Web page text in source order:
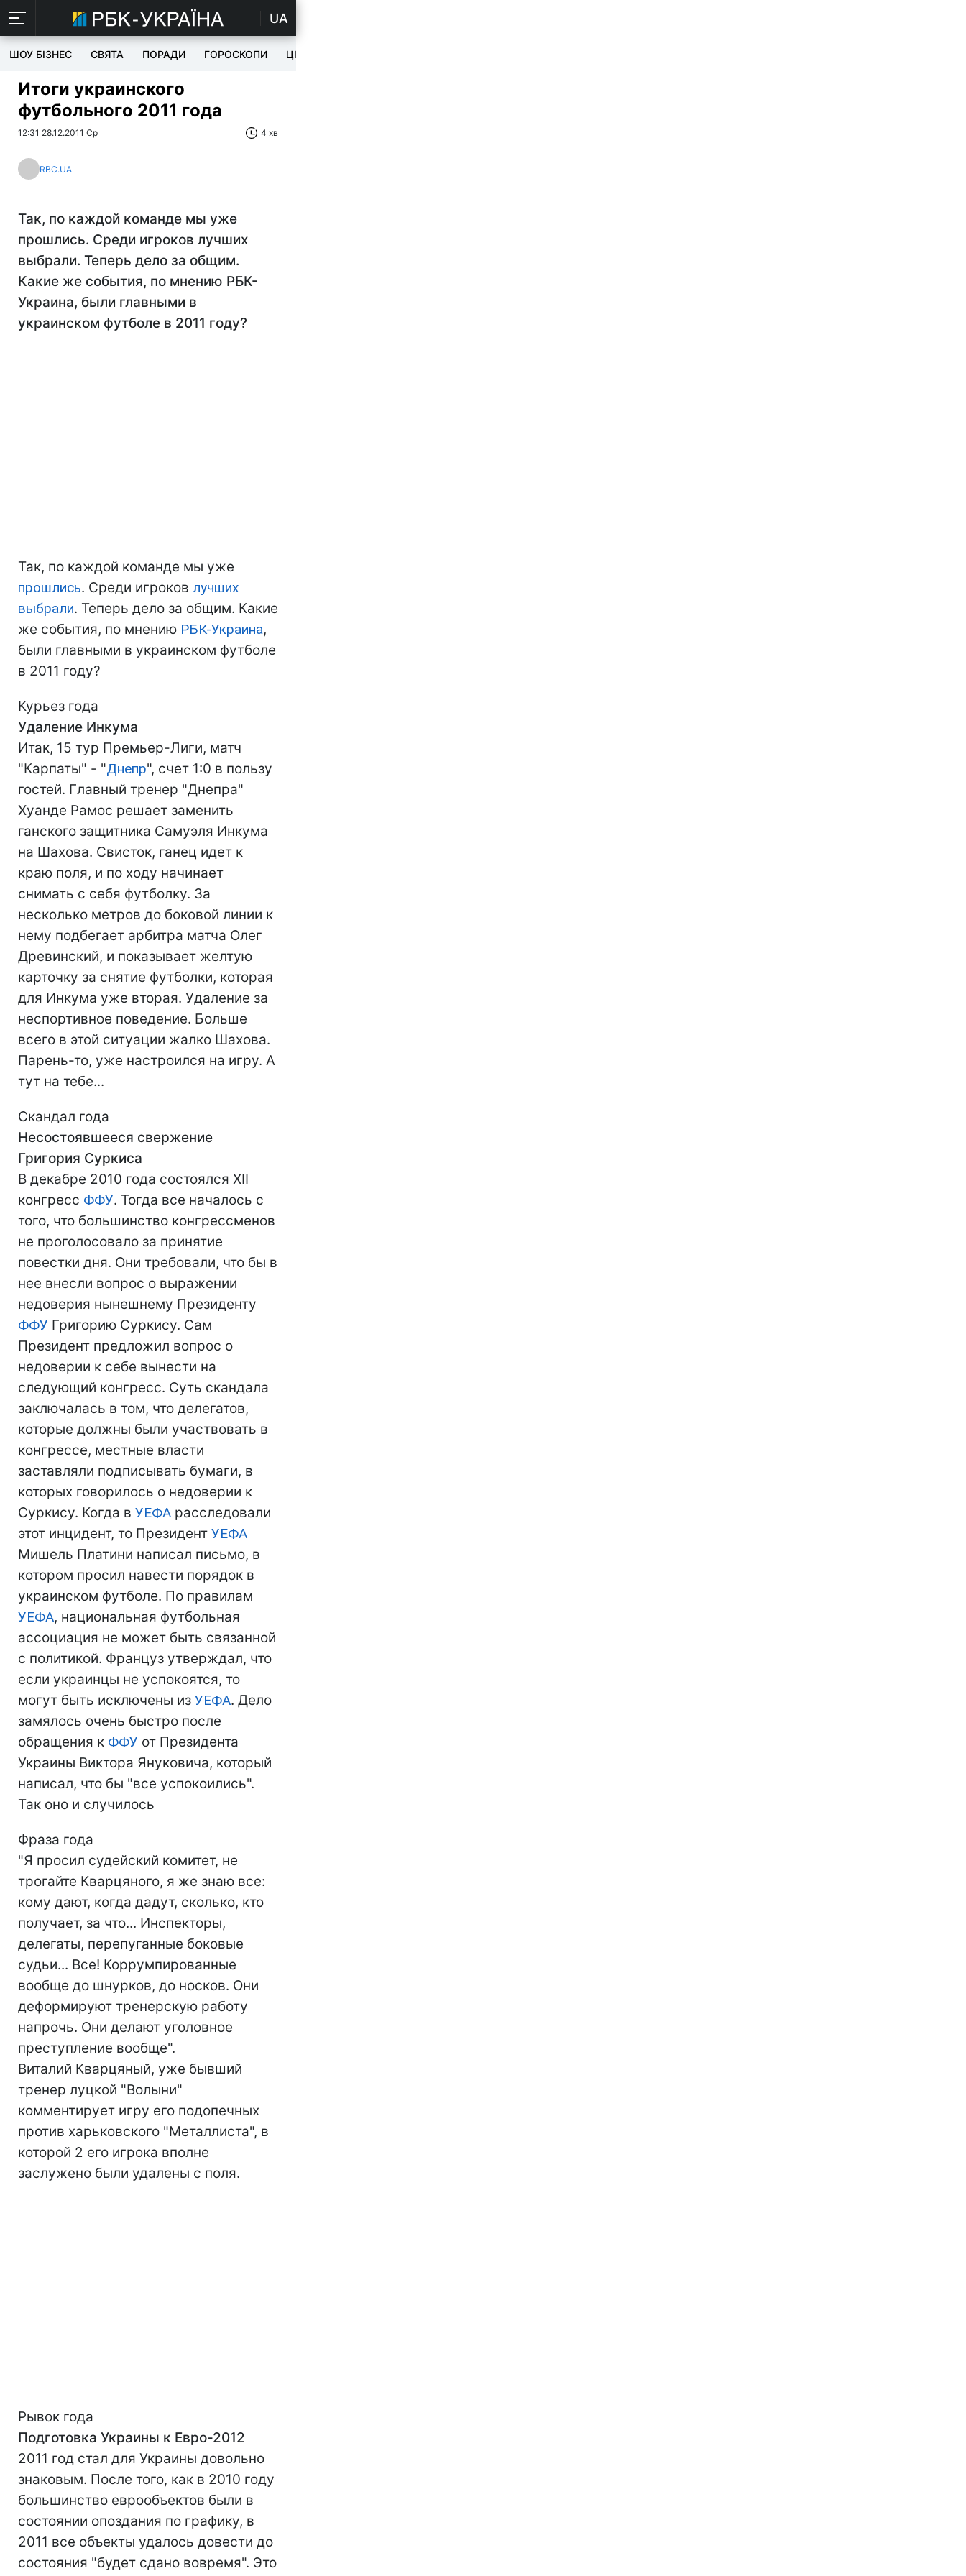
UA
ШОУ БІЗНЕС СВЯТА ПОРАДИ ГОРОСКОПИ ЦІКАВЕ
Итоги украинского
футбольного 2011 года
12:31 28.12.2011 Ср 4 хв
RBC.UA
Так, по каждой команде мы уже
прошлись. Среди игроков лучших
выбрали. Теперь дело за общим.
Какие же события, по мнению РБК-
Украина, были главными в
украинском футболе в 2011 году?
Так, по каждой команде мы уже
прошлись. Среди игроков лучших
выбрали. Теперь дело за общим. Какие
же события, по мнению РБК-Украина,
были главными в украинском футболе
в 2011 году?
Курьез года
Удаление Инкума
Итак, 15 тур Премьер-Лиги, матч
"Карпаты" - "Днепр", счет 1:0 в пользу
гостей. Главный тренер "Днепра"
Хуанде Рамос решает заменить
ганского защитника Самуэля Инкума
на Шахова. Свисток, ганец идет к
краю поля, и по ходу начинает
снимать с себя футболку. За
несколько метров до боковой линии к
нему подбегает арбитра матча Олег
Древинский, и показывает желтую
карточку за снятие футболки, которая
для Инкума уже вторая. Удаление за
неспортивное поведение. Больше
всего в этой ситуации жалко Шахова.
Парень-то, уже настроился на игру. А
тут на тебе...
Скандал года
Несостоявшееся свержение
Григория Суркиса
В декабре 2010 года состоялся XII
конгресс ФФУ. Тогда все началось с
того, что большинство конгрессменов
не проголосовало за принятие
повестки дня. Они требовали, что бы в
нее внесли вопрос о выражении
недоверия нынешнему Президенту
ФФУ Григорию Суркису. Сам
Президент предложил вопрос о
недоверии к себе вынести на
следующий конгресс. Суть скандала
заключалась в том, что делегатов,
которые должны были участвовать в
конгрессе, местные власти
заставляли подписывать бумаги, в
которых говорилось о недоверии к
Суркису. Когда в УЕФА расследовали
этот инцидент, то Президент УЕФА
Мишель Платини написал письмо, в
котором просил навести порядок в
украинском футболе. По правилам
УЕФА, национальная футбольная
ассоциация не может быть связанной
с политикой. Француз утверждал, что
если украинцы не успокоятся, то
могут быть исключены из УЕФА. Дело
замялось очень быстро после
обращения к ФФУ от Президента
Украины Виктора Януковича, который
написал, что бы "все успокоились".
Так оно и случилось
Фраза года
"Я просил судейский комитет, не
трогайте Кварцяного, я же знаю все:
кому дают, когда дадут, сколько, кто
получает, за что... Инспекторы,
делегаты, перепуганные боковые
судьи... Все! Коррумпированные
вообще до шнурков, до носков. Они
деформируют тренерскую работу
напрочь. Они делают уголовное
преступление вообще".
Виталий Кварцяный, уже бывший
тренер луцкой "Волыни"
комментирует игру его подопечных
против харьковского "Металлиста", в
которой 2 его игрока вполне
заслужено были удалены с поля.
Рывок года
Подготовка Украины к Евро-2012
2011 год стал для Украины довольно
знаковым. После того, как в 2010 году
большинство еврообъектов были в
состоянии опоздания по графику, в
2011 все объекты удалось довести до
состояния "будет сдано вовремя". Это